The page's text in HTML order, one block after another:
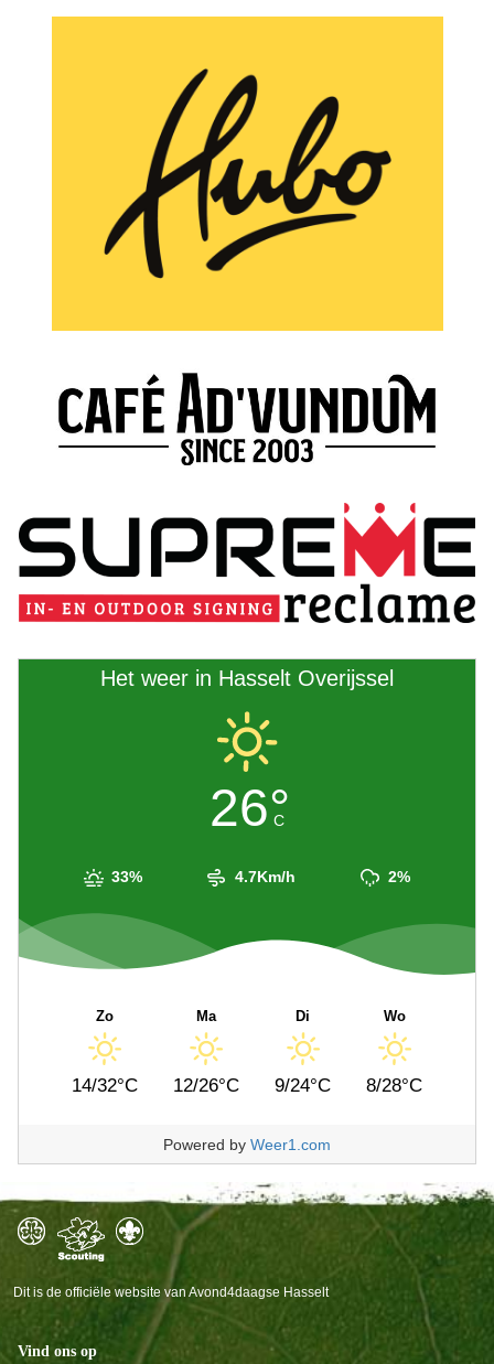
Het weer in Hasselt Overijssel
26°
C
33% 4.7Km/h 2%
Zo
14/32°C
Ma
12/26°C
Di
9/24°C
Wo
8/28°C
Powered by Weer1.com
Dit is de officiële website van Avond4daagse Hasselt
Vind ons op